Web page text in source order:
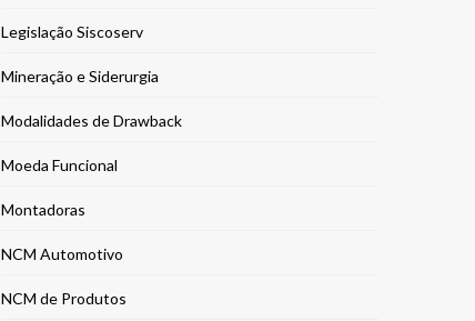
Legislação Siscoserv
Mineração e Siderurgia
Modalidades de Drawback
Moeda Funcional
Montadoras
NCM Automotivo
NCM de Produtos